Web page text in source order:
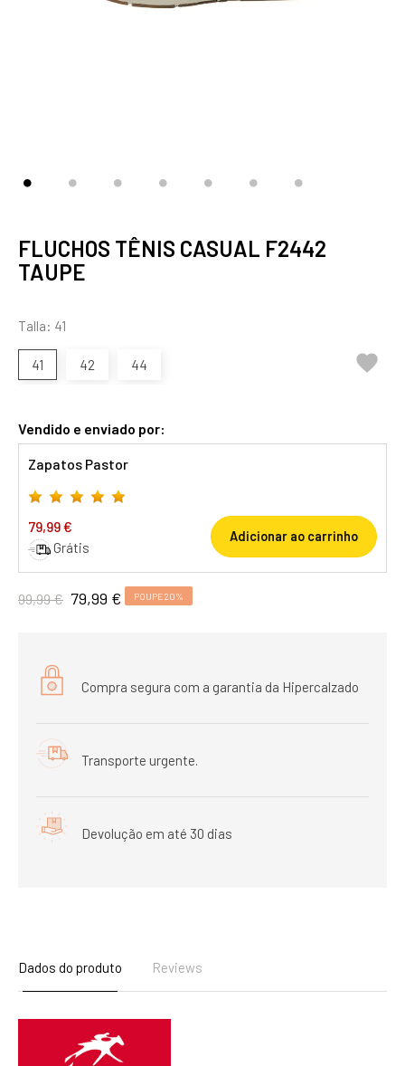
FLUCHOS TÊNIS CASUAL F2442
TAUPE
Talla: 41
41 42 44 
Vendido e enviado por:
Zapatos Pastor
79,99 €
Grátis
Adicionar ao carrinho
99,99 € 79,99 € POUPE 20%
Compra segura com a garantia da Hipercalzado
Transporte urgente.
Devolução em até 30 dias
Dados do produto Reviews